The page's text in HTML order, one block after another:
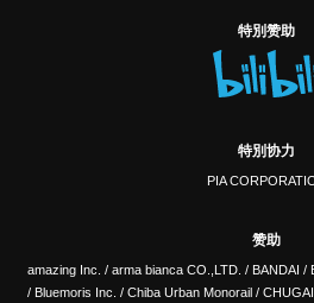
特別赞助
特別协力
PIA
赞助
amazing Inc. / arma bianca CO.,LTD. / BANDAI /
/ Bluemoris Inc. / Chiba Urban Monorail /